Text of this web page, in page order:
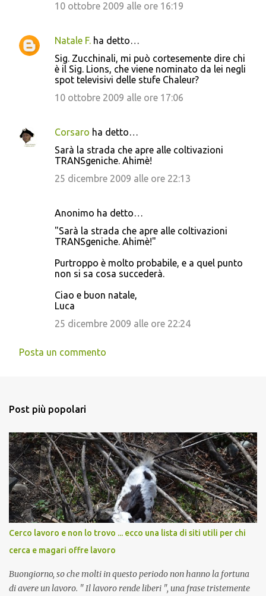
10 ottobre 2009 alle ore 16:19
Natale F. ha detto…
Sig. Zucchinali, mi può cortesemente dire chi
è il Sig. Lions, che viene nominato da lei negli
spot televisivi delle stufe Chaleur?
10 ottobre 2009 alle ore 17:06
Corsaro ha detto…
Sarà la strada che apre alle coltivazioni
TRANSgeniche. Ahimè!
25 dicembre 2009 alle ore 22:13
Anonimo ha detto…
"Sarà la strada che apre alle coltivazioni
TRANSgeniche. Ahimè!"
Purtroppo è molto probabile, e a quel punto
non si sa cosa succederà.
Ciao e buon natale,
Luca
25 dicembre 2009 alle ore 22:24
Posta un commento
Post più popolari
Cerco lavoro e non lo trovo ... ecco una lista di siti utili per chi
cerca e magari offre lavoro
Buongiorno, so che molti in questo periodo non hanno la fortuna
di avere un lavoro. " Il lavoro rende liberi ", una frase tristemente